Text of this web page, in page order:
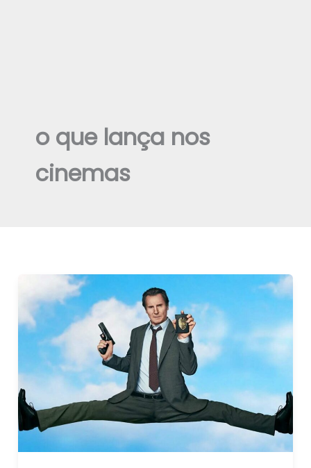
o que lança nos
cinemas